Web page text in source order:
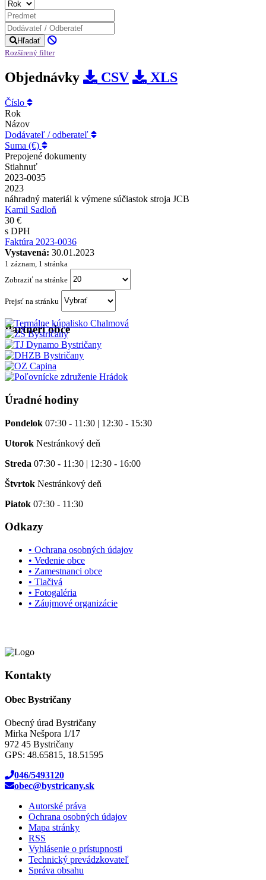
Hľadať
Rozšírený filter
Objednávky CSV XLS
Číslo
Rok
Názov
Dodávateľ / odberateľ
Suma (€)
Prepojené dokumenty
Stiahnuť
2023-0035
2023
náhradný materiál k výmene súčiastok stroja JCB
Kamil Sadloň
30 €
s DPH
Faktúra 2023-0036
Vystavená: 30.01.2023
1 záznam, 1 stránka
Zobraziť na stránke
Prejsť na stránku
Partneri obce
Úradné hodiny
Pondelok 07:30 - 11:30 | 12:30 - 15:30
Utorok Nestránkový deň
Streda 07:30 - 11:30 | 12:30 - 16:00
Štvrtok Nestránkový deň
Piatok 07:30 - 11:30
Odkazy
• Ochrana osobných údajov
• Vedenie obce
• Zamestnanci obce
• Tlačivá
• Fotogaléria
• Záujmové organizácie
Kontakty
Obec Bystričany
Obecný úrad Bystričany
Mirka Nešpora 1/17
972 45 Bystričany
GPS: 48.65815, 18.51595
046/5493120
obec@bystricany.sk
Autorské práva
Ochrana osobných údajov
Mapa stránky
RSS
Vyhlásenie o prístupnosti
Technický prevádzkovateľ
Správa obsahu